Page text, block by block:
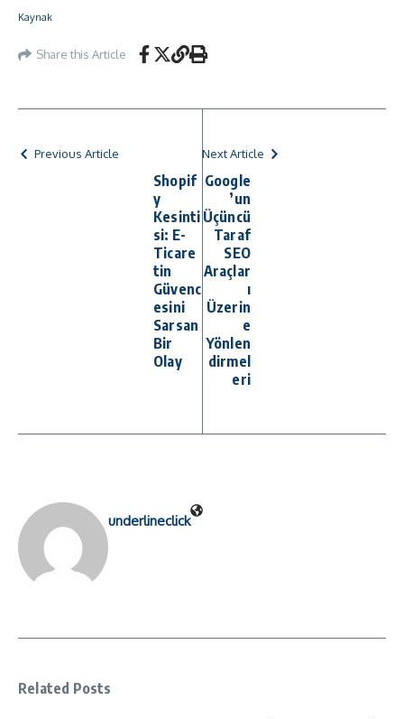
Kaynak
Share this Article
Previous Article
Shopif
y
Kesinti
si: E-
Ticare
tin
Güvenc
esini
Sarsan
Bir
Olay
Next Article
Google
’un
Üçüncü
Taraf
SEO
Araçlar
ı
Üzerin
e
Yönlen
dirmel
eri
underlineclick
Related Posts